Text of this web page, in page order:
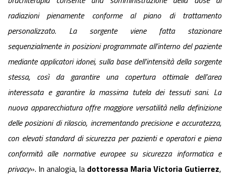
radiazioni pienamente conforme al piano di trattamento
personalizzato. La sorgente viene fatta stazionare
sequenzialmente in posizioni programmate all’interno del paziente
mediante applicatori idonei, sulla base dell’intensità della sorgente
stessa, così da garantire una copertura ottimale dell’area
interessata e garantire la massima tutela dei tessuti sani. La
nuova apparecchiatura offre maggiore versatilità nella definizione
delle posizioni di rilascio, incrementando precisione e accuratezza,
con elevati standard di sicurezza per pazienti e operatori e piena
conformità alle normative europee su sicurezza informatica e
privacy». In analogia, la dottoressa Maria Victoria Gutierrez,